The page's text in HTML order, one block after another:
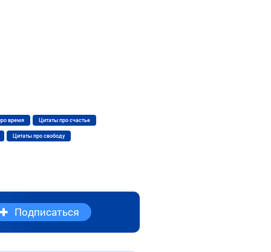
время Цитаты про счастье
Цитаты про свободу
Подписаться